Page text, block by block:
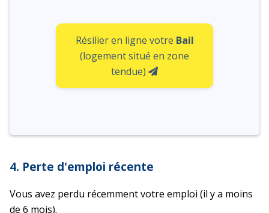
Résilier en ligne votre Bail
(logement situé en zone
tendue)
4. Perte d'emploi récente
Vous avez perdu récemment votre emploi (il y a moins
de 6 mois).